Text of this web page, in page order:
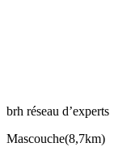
brh réseau d’experts
Mascouche(8,7km)